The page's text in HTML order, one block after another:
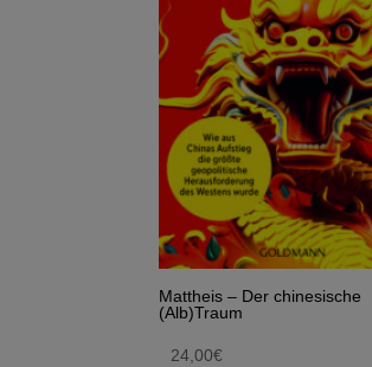
Mattheis – Der chinesische
(Alb)Traum
24,00€